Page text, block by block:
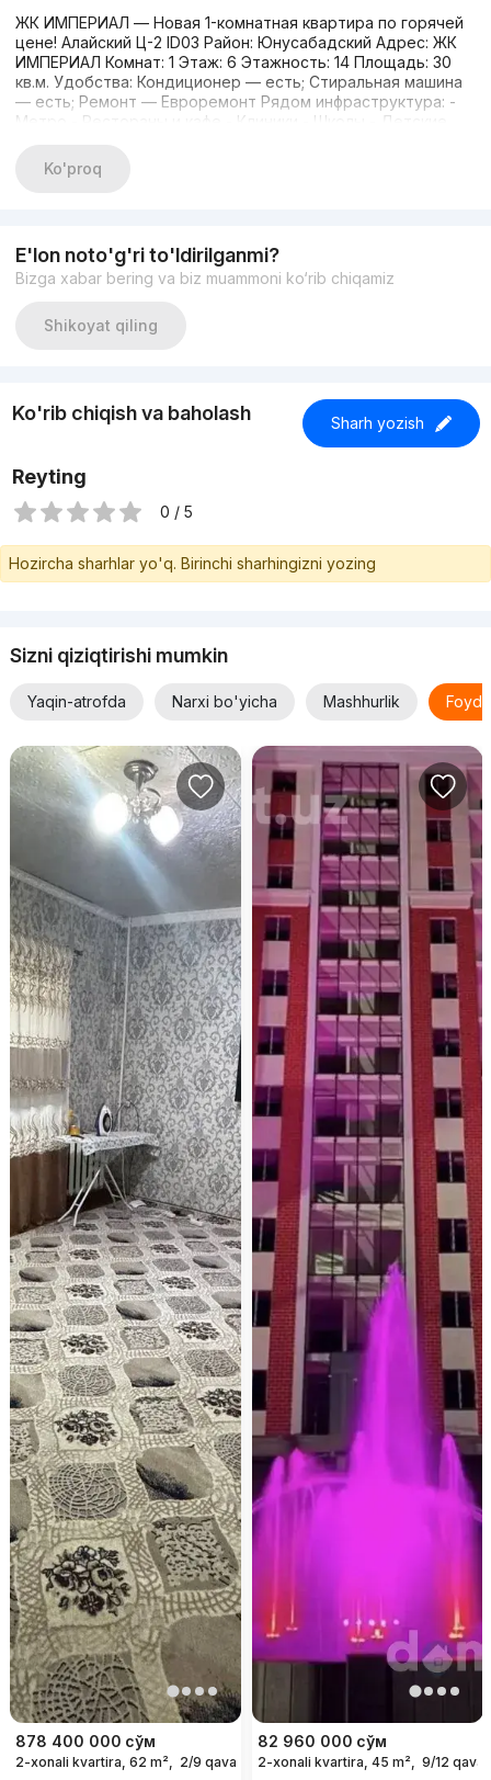
ЖК ИМПЕРИАЛ — Новая 1-комнатная квартира по горячей
цене! Алайский Ц-2 ID03 Район: Юнусабадский Адрес: ЖК
ИМПЕРИАЛ Комнат: 1 Этаж: 6 Этажность: 14 Площадь: 30
кв.м. Удобства: Кондиционер — есть; Стиральная машина
— есть; Ремонт — Евроремонт Рядом инфраструктура: -
Метро - Рестораны и кафе - Клиники - Школы - Детские
Звоните, есть альтернативы! В базе более 5000 объектов
по городу Ташкент. Моб: +998 99 789 03 33 Телеграм 24/7
Ko'proq
E'lon noto'g'ri to'ldirilganmi?
Bizga xabar bering va biz muammoni ko‘rib chiqamiz
Shikoyat qiling
Ko'rib chiqish va baholash Sharh yozish
Reyting
0 / 5
Hozircha sharhlar yo'q. Birinchi sharhingizni yozing
Sizni qiziqtirishi mumkin
Yaqin-atrofda Narxi bo'yicha Mashhurlik
878 400 000 сўм
2-xonali kvartira, 62 m², 2/9 qavat
82 960 000 сўм
2-xonali kvartira, 45 m², 9/12 qavat